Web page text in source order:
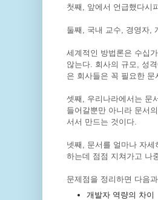
첫째, 앞에서 언급했다시
둘째, 국내 교수, 경영자,
세계적인 방법론은 수십
않는다. 회사의 규모, 성
은 회사들은 꼭 필요한 문
셋째, 우리나라에서는 문
들어갈뿐만 아니라 문서
서서 만드는 것이다.
넷째, 문서를 얼마나 자
하는데 점점 지쳐가고 나
문제점을 정리하면 다음
개발자 역량의 차이